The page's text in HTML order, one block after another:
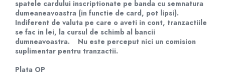
Stabilizatoare tensiune
Ventilatoare
Diverse gadgeturi
Cablu coaxial
Accesorii auto
spatele cardului inscriptionate pe banda cu semnatura
dumeaneavoastra (in functie de card, pot lipsi).
Indiferent de valuta pe care o aveti in cont, tranzactiile
se fac in lei, la cursul de schimb al bancii
dumneavoastra. Nu este perceput nici un comision
suplimentar pentru tranzactii.
Plata OP